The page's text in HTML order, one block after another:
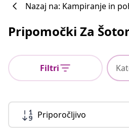
Nazaj na: Kampiranje in
Pripomočki Za
Filtri
Priporočljivo